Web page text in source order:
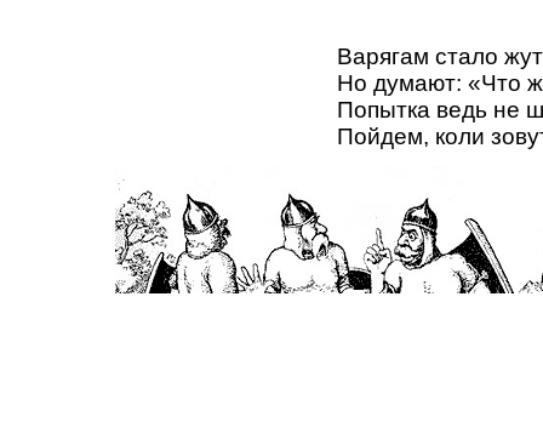
Варягам стало
Но думают: «Что ж
Попытка ведь не
Пойдем, коли